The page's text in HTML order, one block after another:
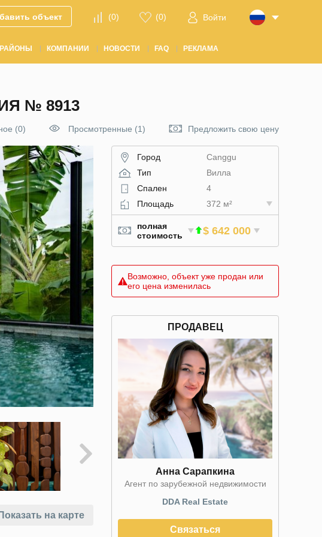
объект (0) (0) Войти
РАЙОНЫ КОМПАНИИ НОВОСТИ FAQ РЕКЛАМА
№ 8913
(0) Просмотренные (1) Предложить свою цену
Показать на карте
Город
Canggu
Тип
Вилла
Спален
4
Площадь
372 м²
полная
стоимость
$ 642 000
Возможно, объект уже продан или
его цена изменилась
ПРОДАВЕЦ
Анна Сарапкина
Агент по зарубежной недвижимости
DDA Real Estate
Связаться